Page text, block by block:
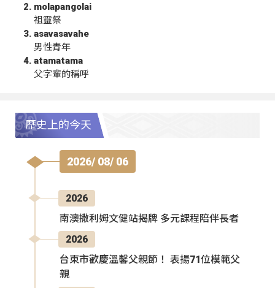
molapangolai
祖靈祭
asavasavahe
男性青年
atamatama
父字輩的稱呼
歷史上的今天
2026/ 08/ 06
2026
南澳撒利姆文健站揭牌 多元課程陪伴長者
2026
台東市歡慶溫馨父親節！ 表揚71位模範父
親